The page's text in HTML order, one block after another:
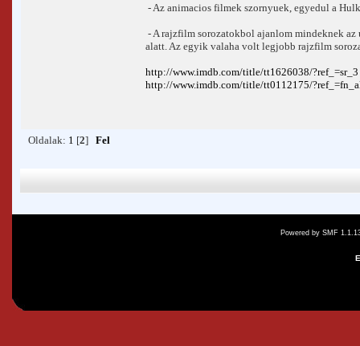
- Az animacios filmek szornyuek, egyedul a
- A rajzfilm sorozatokbol ajanlom mindeknek
alatt. Az egyik valaha volt legjobb rajzfilm
http://www.imdb.com/title/tt1626038/?ref_=sr_3
http://www.imdb.com/title/tt0112175/
Oldalak: 1 [2] Fel
Powered by SMF